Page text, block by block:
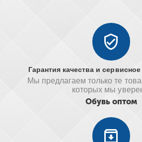
Гарантия качества и
Мы предлагаем только те
которых мы
Обувь оптом